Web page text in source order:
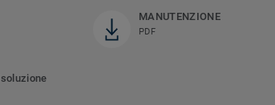
MANUTENZIONE
PDF